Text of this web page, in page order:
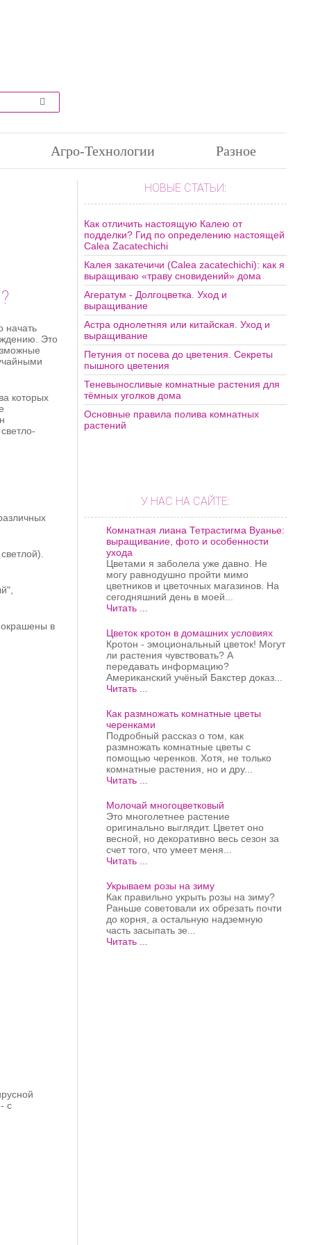
Агро-Технологии Разное
начать
Это
которых
окрашены в
с
НОВЫЕ СТАТЬИ:
Как отличить настоящую Калею от
подделки? Гид по определению настоящей
Calea Zacatechichi
Калея закатечичи (Calea zacatechichi): как я
выращиваю «траву сновидений» дома
Агератум - Долгоцветка. Уход и
выращивание
Астра однолетняя или китайская. Уход и
выращивание
Петуния от посева до цветения. Секреты
пышного цветения
Теневыносливые комнатные растения для
тёмных уголков дома
Основные правила полива комнатных
растений
У НАС НА САЙТЕ:
Комнатная лиана Тетрастигма Вуанье:
выращивание, фото и особенности
ухода
Цветами я заболела уже давно. Не
могу равнодушно пройти мимо
цветников и цветочных магазинов. На
сегодняшний день в моей...
Читать ...
Цветок кротон в домашних условиях
Кротон - эмоциональный цветок! Могут
ли растения чувствовать? А
передавать информацию?
Американский учёный Бакстер доказ...
Читать ...
Как размножать комнатные цветы
черенками
Подробный рассказ о том, как
размножать комнатные цветы с
помощью черенков. Хотя, не только
комнатные растения, но и дру...
Читать ...
Молочай многоцветковый
Это многолетнее растение
оригинально выглядит. Цветет оно
весной, но декоративно весь сезон за
счет того, что умеет меня...
Читать ...
Укрываем розы на зиму
Как правильно укрыть розы на зиму?
Раньше советовали их обрезать почти
до корня, а остальную надземную
часть засыпать зе...
Читать ...